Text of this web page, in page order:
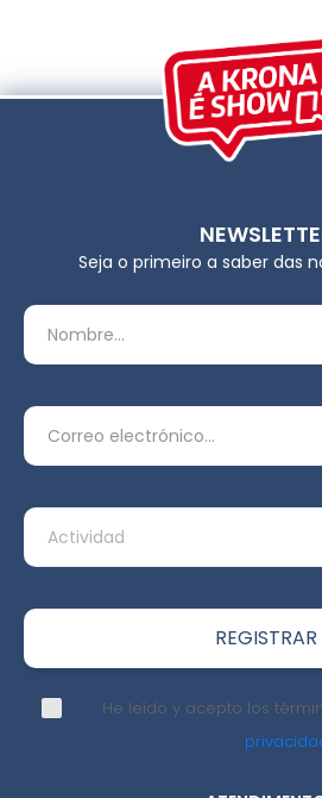
Seja o primeiro a saber das
He leído y acepto los